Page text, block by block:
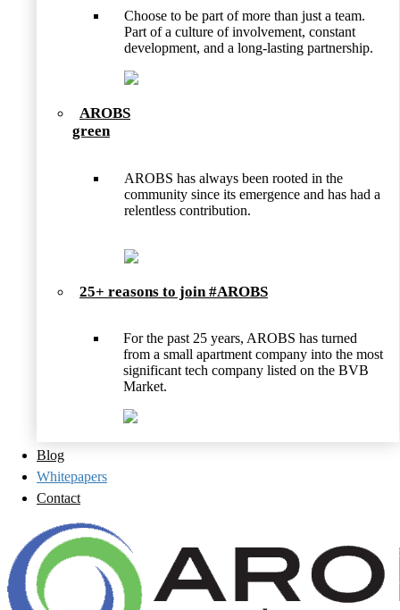
Choose to be part of more than just a team.
Part of a culture of involvement, constant
development, and a long-lasting partnership.
AROBS
green
AROBS has always been rooted in the
community since its emergence and has had a
relentless contribution.
25+ reasons to join #AROBS
For the past 25 years, AROBS has turned
from a small apartment company into the most
significant tech company listed on the BVB
Market.
Blog
Whitepapers
Contact